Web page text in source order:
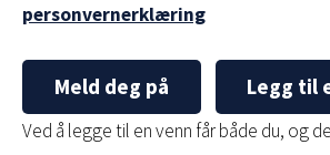
personvernerklæring
Meld deg på Legg til
Ved å legge til en venn får både du, og